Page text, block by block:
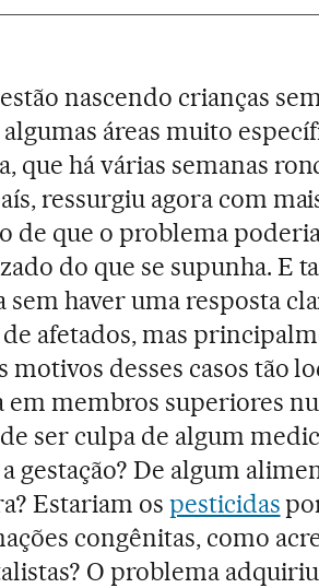
nascendo crianças
áreas muito
que há várias semanas
ressurgiu agora com
de que o problema
do que se supunha. E
sem haver uma resposta
afetados, mas
motivos desses casos tão
em membros superiores
ser culpa de algum
gestação? De algum
Estariam os pesticidas
congênitas, como
O problema